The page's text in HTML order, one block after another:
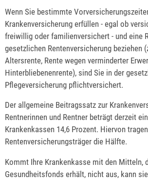
Wenn Sie bestimmte
Krankenversicherung erfüllen - egal ob
freiwillig oder familienversichert - und eine
gesetzlichen Rentenversicherung beziehen
Altersrente, Rente wegen verminderter
Hinterbliebenenrente), sind Sie in der
Pflegeversicherung pflichtversichert.
Der allgemeine Beitragssatz zur
Rentnerinnen und Rentner beträgt derzeit
Krankenkassen 14,6 Prozent. Hiervon
Rentenversicherungsträger die Hälfte.
Kommt Ihre Krankenkasse mit den Mitteln,
Gesundheitsfonds erhält, nicht aus, kann